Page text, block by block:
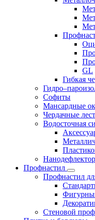
GL
Гибкая
Софиты
Мансардные
Чердачные
Водосточная
Профнастил
Профнастил
Стеновой